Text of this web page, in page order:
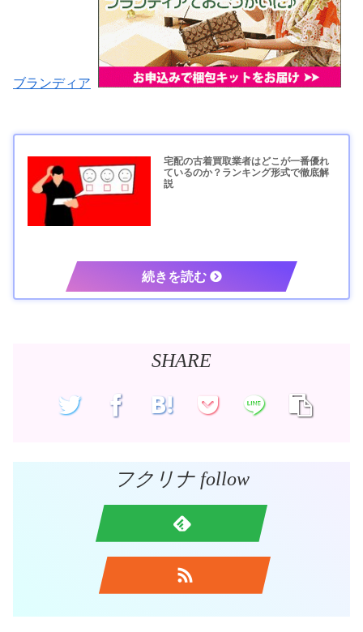
ブランディア
宅配の古着買取業者はどこが一番優れ
ているのか？ランキング形式で徹底解
説
SHARE
フクリナ follow